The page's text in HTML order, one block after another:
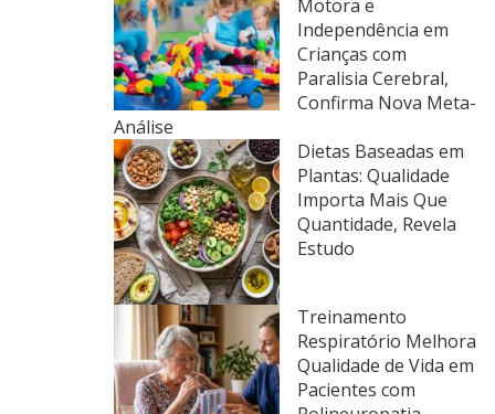
Motora e
Independência em
Crianças com
Paralisia Cerebral,
Confirma Nova Meta-
Análise
Dietas Baseadas em
Plantas: Qualidade
Importa Mais Que
Quantidade, Revela
Estudo
Treinamento
Respiratório Melhora
Qualidade de Vida em
Pacientes com